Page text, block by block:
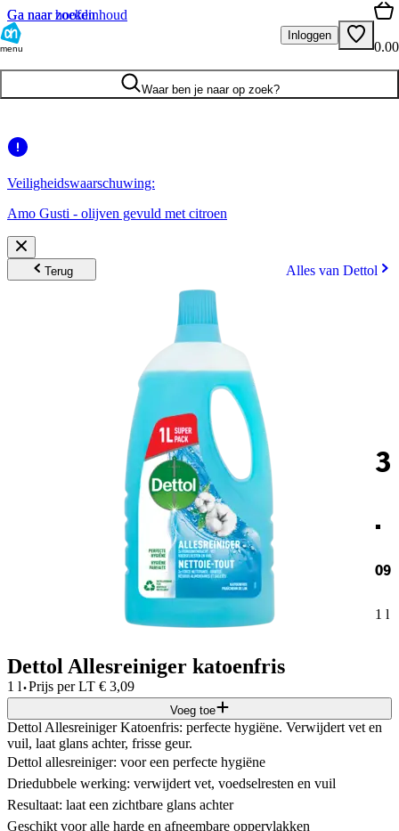
Ga naar hoofdinhoud
Ga naar zoeken
menu
Inloggen
0.00
Waar ben je naar op zoek?
Veiligheidswaarschuwing:
Amo Gusti - olijven gevuld met citroen
Terug Alles van Dettol
3
.
09
1 l
Dettol Allesreiniger katoenfris
1 l·Prijs per LT € 3,09
Voeg toe
Dettol Allesreiniger Katoenfris: perfecte hygiëne. Verwijdert vet en
vuil, laat glans achter, frisse geur.
Dettol allesreiniger: voor een perfecte hygiëne
Driedubbele werking: verwijdert vet, voedselresten en vuil
Resultaat: laat een zichtbare glans achter
Geschikt voor alle harde en afneembare oppervlakken